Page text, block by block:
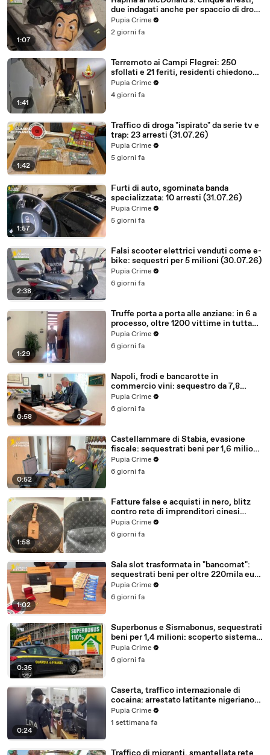
1:07
due indagati anche per spaccio di droga
(03.08.26)
Pupia Crime
2 giorni fa
1:41
Terremoto ai Campi Flegrei: 250
sfollati e 21 feriti, residenti chiedono
certezze sul futuro (01.08.26)
Pupia Crime
4 giorni fa
1:42
Traffico di droga "ispirato" da serie tv e
trap: 23 arresti (31.07.26)
Pupia Crime
5 giorni fa
1:57
Furti di auto, sgominata banda
specializzata: 10 arresti (31.07.26)
Pupia Crime
5 giorni fa
2:38
Falsi scooter elettrici venduti come e-
bike: sequestri per 5 milioni (30.07.26)
Pupia Crime
6 giorni fa
1:29
Truffe porta a porta alle anziane: in 6 a
processo, oltre 1200 vittime in tutta
Italia (30.07.26)
Pupia Crime
6 giorni fa
0:58
Napoli, frodi e bancarotte in
commercio vini: sequestro da 7,8
milioni (30.07.26)
Pupia Crime
6 giorni fa
0:52
Castellammare di Stabia, evasione
fiscale: sequestrati beni per 1,6 milioni
ad un consorzio navale (29.07.26)
Pupia Crime
6 giorni fa
1:58
Fatture false e acquisti in nero, blitz
contro rete di imprenditori cinesi
sequestri per 8,5 milioni (29.07.26)
Pupia Crime
6 giorni fa
1:02
Sala slot trasformata in "bancomat":
sequestrati beni per oltre 220mila euro
a due coniugi (29.07.26)
Pupia Crime
6 giorni fa
0:35
Superbonus e Sismabonus, sequestrati
beni per 1,4 milioni: scoperto sistema
con false abitazioni (29.07.26)
Pupia Crime
6 giorni fa
0:24
Caserta, traffico internazionale di
cocaina: arrestato latitante nigeriano
ricercato dal 2019 (28.07.26)
Pupia Crime
1 settimana fa